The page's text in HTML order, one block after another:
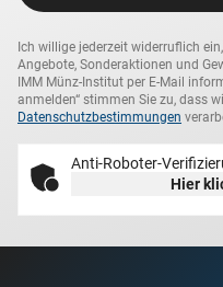
Ich willige jederzeit widerruflich
Angebote, Sonderaktionen und
IMM Münz-Institut per E-Mail
anmelden“ stimmen Sie zu, dass
Datenschutzbestimmungen
Anti-Roboter-
Hier